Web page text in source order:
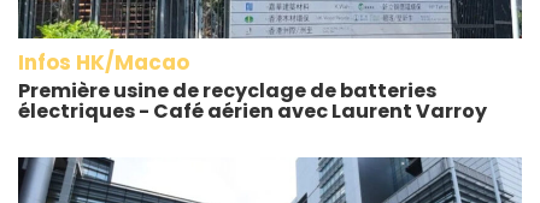
Infos HK/Macao
Première usine de recyclage de batteries
électriques - Café aérien avec Laurent Varroy